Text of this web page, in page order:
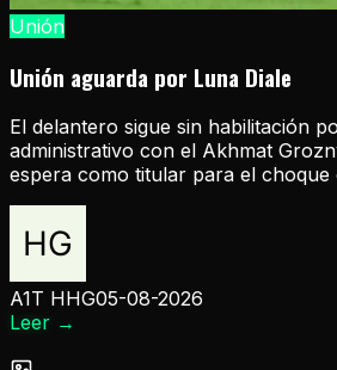
Unión
Unión aguarda por Luna Diale
El delantero sigue sin habilitación
administrativo con el Akhmat
espera como titular para el choque
A1T HHG05-08-2026
Leer →